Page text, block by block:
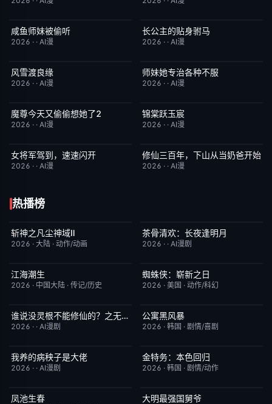
完结
咸鱼师妹被偷听
2026 · · AI漫
完结
长公主的贴身驸马
2026 · · AI漫
完结
风雪渡良缘
2026 · · AI漫
完结
师妹她专治各种不服
2026 · · AI漫
完结
魔尊今天又偷偷想她了2
2026 · · AI漫
完结
锦棠跃玉宸
2026 · · AI漫
完结
女将军驾到，速速闪开
2026 · · AI漫
完结 5.0
修仙三百年，下山从当奶爸开始
2026 · · AI漫
热播榜
更新至第09集
斩神之凡尘神域Ⅱ
2026 · 大陆 · 动作/动画
完结
茶骨清欢：长夜逢明月
2026 · · AI漫剧
更新至第24集
江海潮生
2026 · 中国大陆 · 传记/历史
TC中字
蜘蛛侠：崭新之日
2026 · 美国 · 动作/科幻
完结 5.0谁说没灵根不能修仙的？之无灵证道第五季
2026 · · AI漫剧
更新至第08集
公寓黑风暴
2026 · 韩国 · 剧情/喜剧
完结
我养的病秧子是大佬
2026 · · AI漫剧
已完结
金特务：本色回归
2026 · 韩国 · 剧情/动作
已完结
凤池生春 完结
大明最强国舅爷